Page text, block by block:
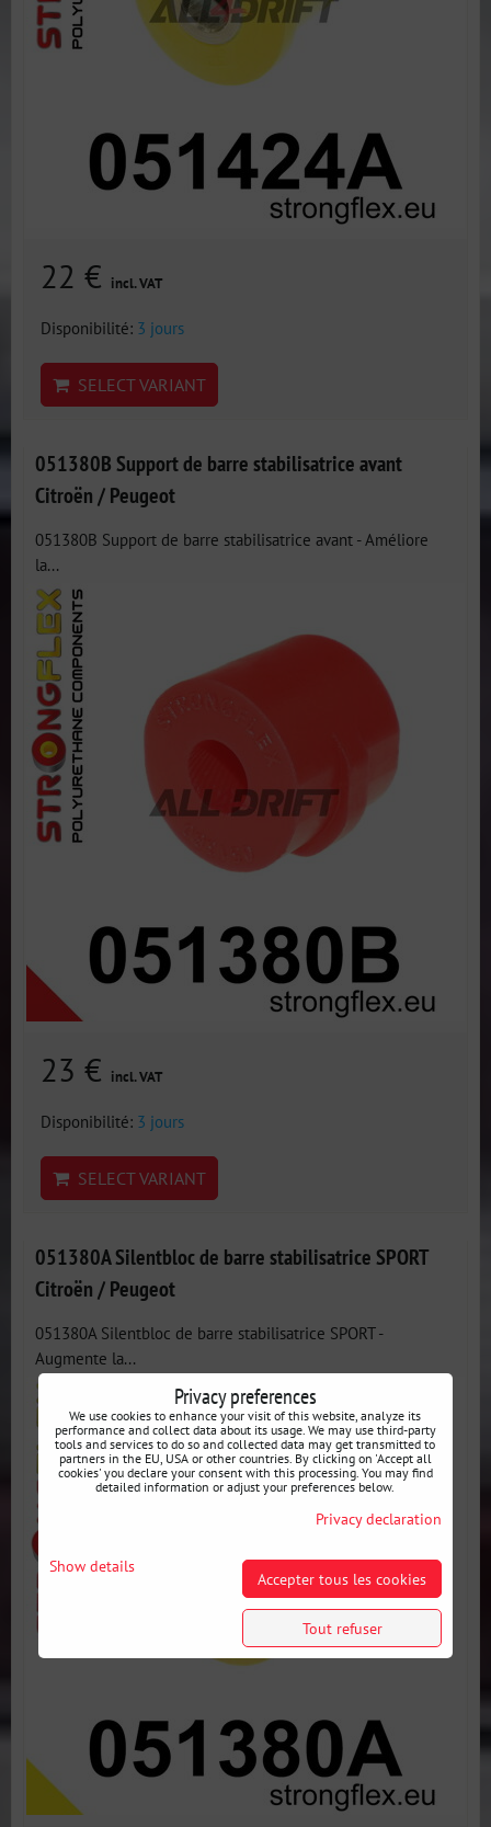
22 € incl. VAT
Disponibilité: 3 jours
SELECT VARIANT
051380B Support de barre stabilisatrice avant
Citroën / Peugeot
051380B Support de barre stabilisatrice avant - Améliore
la...
23 € incl. VAT
Disponibilité: 3 jours
SELECT VARIANT
051380A Silentbloc de barre stabilisatrice SPORT
Citroën / Peugeot
051380A Silentbloc de barre stabilisatrice SPORT -
Augmente la...
Privacy preferences
We use cookies to enhance your visit of this website, analyze its
performance and collect data about its usage. We may use third-party
tools and services to do so and collected data may get transmitted to
partners in the EU, USA or other countries. By clicking on 'Accept all
cookies' you declare your consent with this processing. You may find
detailed information or adjust your preferences below.
Privacy declaration
Show details
Accepter tous les cookies
Tout refuser